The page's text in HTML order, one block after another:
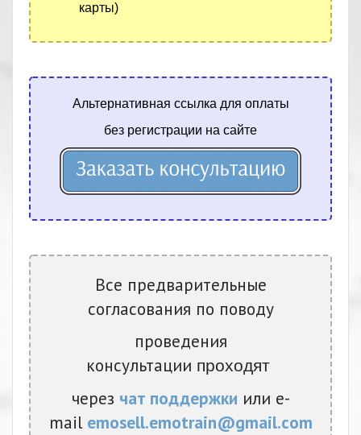
карты)
Альтернативная ссылка для оплаты
без регистрации на сайте
Все предварительные
согласования по поводу
проведения
консультации проходят
через чат поддержки или e-
mail emosell.emotrain@gmail.com